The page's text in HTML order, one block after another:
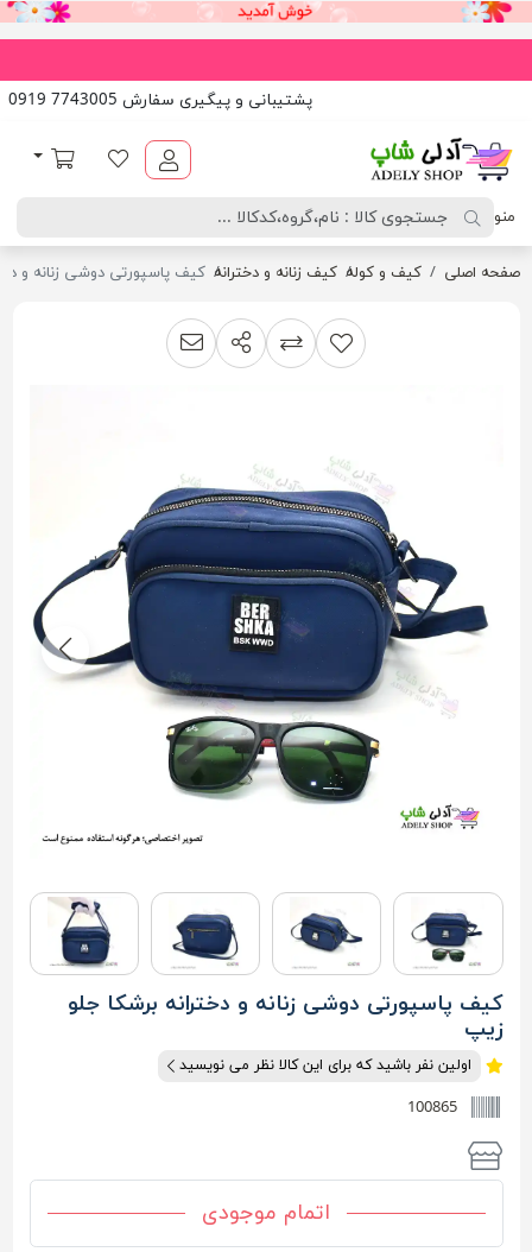
پشتیبانی و پیگیری سفارش 7743005 0919
لیست مورد علاقه
سبد خرید
منو
صفحه اصلی کیف و کوله کیف زنانه و دخترانه کیف پاسپورتی دوشی زنانه و
افزودن به لیست مقایسه
اشتراک گذاریپیشنهاد به دوست
کیف پاسپورتی دوشی زنانه و دخترانه برشکا جلو
زیپ
اولین نفر باشید که برای این کالا نظر می نویسید
100865
اتمام موجودی